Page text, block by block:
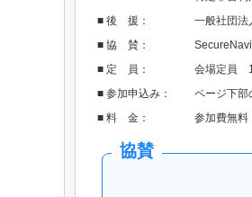
■ 後 援：
一般社団
■ 協 賛：
■ 定 員：
会場定員
■ 参加申込み：
ページ下部
■ 料 金：
参加費無料
協賛